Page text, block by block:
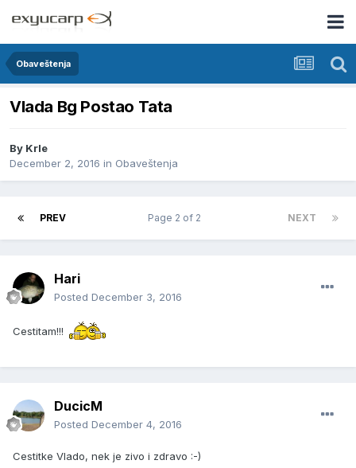
Obaveštenja
Vlada Bg Postao Tata
By Krle
December 2, 2016 in Obaveštenja
PREV NEXT
Page 2 of 2
Hari
Posted December 3, 2016
Cestitam!!!
DucicM
Posted December 4, 2016
Cestitke Vlado, nek je zivo i zdravo :-)